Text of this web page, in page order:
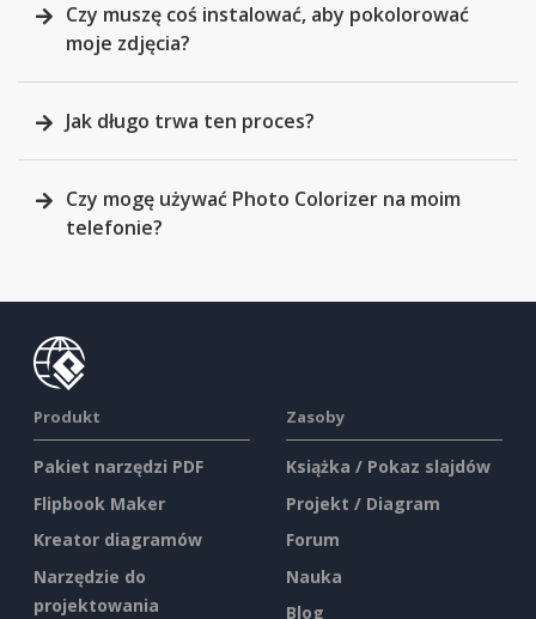
Czy muszę coś instalować, aby pokolorować
moje zdjęcia?
Jak długo trwa ten proces?
Czy mogę używać Photo Colorizer na moim
telefonie?
Produkt
Pakiet narzędzi PDF
Flipbook Maker
Kreator diagramów
Narzędzie do
projektowania
Zasoby
Książka / Pokaz slajdów
Projekt / Diagram
Forum
Nauka
Blog